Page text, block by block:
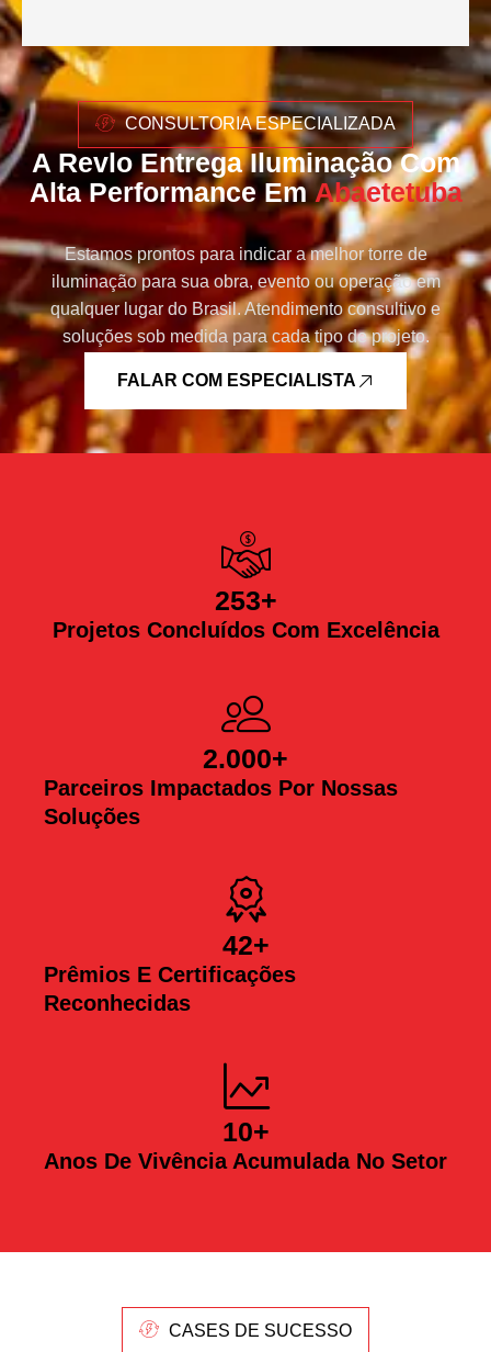
CONSULTORIA ESPECIALIZADA
A Revlo Entrega Iluminação Com
Alta Performance EmAbaetetuba
Estamos prontos para indicar a melhor torre de
iluminação para sua obra, evento ou operação em
qualquer lugar do Brasil. Atendimento consultivo e
soluções sob medida para cada tipo de projeto.
FALAR COM ESPECIALISTA
Projetos Concluídos Com Excelência
253+
Parceiros Impactados Por Nossas
Soluções
2.000+
Prêmios E Certificações
Reconhecidas
42+
Anos De Vivência Acumulada No Setor
10+
CASES DE SUCESSO